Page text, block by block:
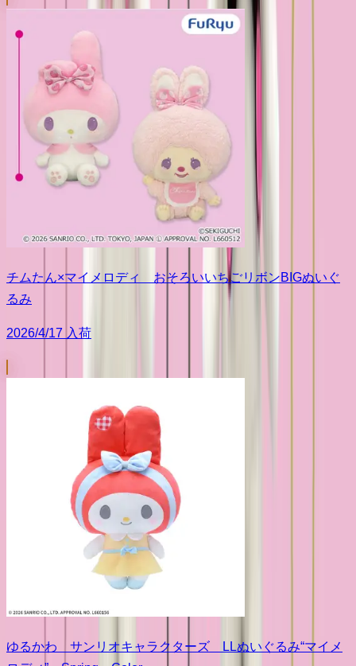
チムたん×マイメロディ おそろいいちごリボンBIGぬいぐ
るみ
2026/4/17 入荷
ゆるかわ サンリオキャラクターズ LLぬいぐるみ“マイメ